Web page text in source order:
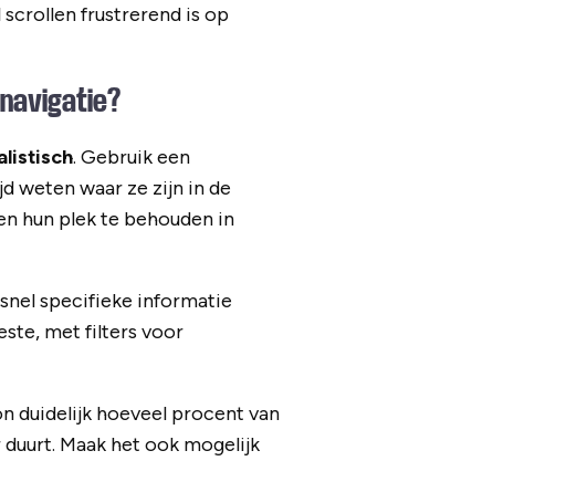
frustrerend is op
. Gebruik een
weten waar ze zijn in de
hun plek te behouden in
specifieke informatie
met filters voor
duidelijk hoeveel procent van
Maak het ook mogelijk